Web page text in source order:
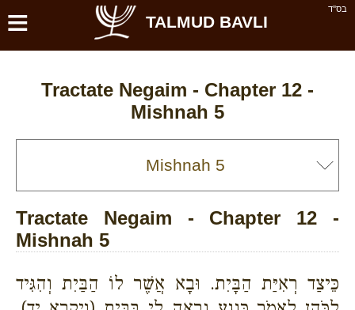
בס''ד ≡ TALMUD BAVLI
Tractate Negaim - Chapter 12 -
Mishnah 5
Tractate Negaim - Chapter 12 -
Mishnah 5
כֵּיצַד רְאִיַּת הַבָּיִת. וּבָא אֲשֶׁר לוֹ הַבַּיִת וְהִגִּיד